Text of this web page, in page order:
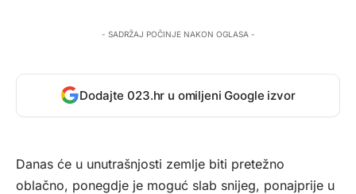
- SADRŽAJ POČINJE NAKON OGLASA -
Dodajte 023.hr u omiljeni Google izvor
Danas će u unutrašnjosti zemlje biti pretežno
oblačno, ponegdje je moguć slab snijeg, ponajprije u